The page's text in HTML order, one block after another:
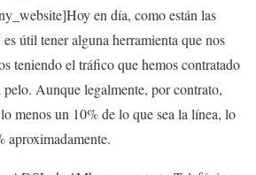
en día, como están las
útil tener alguna herramienta que nos
teniendo el tráfico que hemos contratado
pelo. Aunque legalmente, por contrato,
menos un 10% de lo que sea la línea, lo
aproximadamente.